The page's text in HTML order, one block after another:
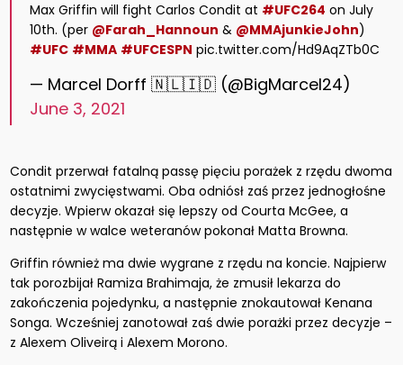
Max Griffin will fight Carlos Condit at #UFC264 on July
10th. (per @Farah_Hannoun & @MMAjunkieJohn)
#UFC #MMA #UFCESPN pic.twitter.com/Hd9AqZTb0C
— Marcel Dorff 🇳🇱🇮🇩 (@BigMarcel24)
June 3, 2021
Condit przerwał fatalną passę pięciu porażek z rzędu dwoma
ostatnimi zwycięstwami. Oba odniósł zaś przez jednogłośne
decyzje. Wpierw okazał się lepszy od Courta McGee, a
następnie w walce weteranów pokonał Matta Browna.
Griffin również ma dwie wygrane z rzędu na koncie. Najpierw
tak porozbijał Ramiza Brahimaja, że zmusił lekarza do
zakończenia pojedynku, a następnie znokautował Kenana
Songa. Wcześniej zanotował zaś dwie porażki przez decyzje –
z Alexem Oliveirą i Alexem Morono.